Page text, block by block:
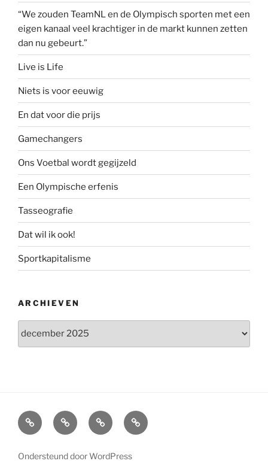
“We zouden TeamNL en de Olympisch sporten met een
eigen kanaal veel krachtiger in de markt kunnen zetten
dan nu gebeurt.”
Live is Life
Niets is voor eeuwig
En dat voor die prijs
Gamechangers
Ons Voetbal wordt gegijzeld
Een Olympische erfenis
Tasseografie
Dat wil ik ook!
Sportkapitalisme
ARCHIEVEN
Home InterviewBoeken Over
Marcel
Ondersteund door WordPress